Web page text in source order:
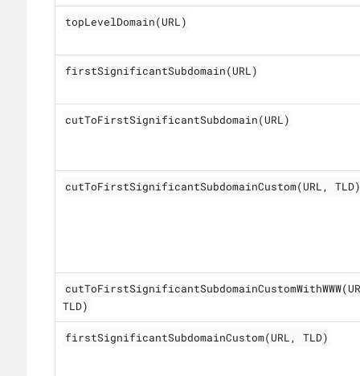
topLevelDomain(URL)
firstSignificantSubdomain(URL)
cutToFirstSignificantSubdomain(URL)
cutToFirstSignificantSubdomainCustom(URL, TLD)
TLD)
firstSignificantSubdomainCustom(URL, TLD)